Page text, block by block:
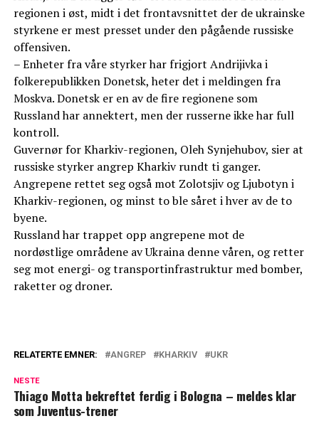
regionen i øst, midt i det frontavsnittet der de ukrainske
styrkene er mest presset under den pågående russiske
offensiven.
– Enheter fra våre styrker har frigjort Andrijivka i
folkerepublikken Donetsk, heter det i meldingen fra
Moskva. Donetsk er en av de fire regionene som
Russland har annektert, men der russerne ikke har full
kontroll.
Guvernør for Kharkiv-regionen, Oleh Synjehubov, sier at
russiske styrker angrep Kharkiv rundt ti ganger.
Angrepene rettet seg også mot Zolotsjiv og Ljubotyn i
Kharkiv-regionen, og minst to ble såret i hver av de to
byene.
Russland har trappet opp angrepene mot de
nordøstlige områdene av Ukraina denne våren, og retter
seg mot energi- og transportinfrastruktur med bomber,
raketter og droner.
RELATERTE EMNER: ANGREP KHARKIV UKR
NESTE
Thiago Motta bekreftet ferdig i Bologna – meldes klar
som Juventus-trener